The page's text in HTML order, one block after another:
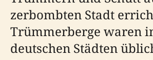
zerbombten Stadt
Trümmerberge waren
deutschen Städten